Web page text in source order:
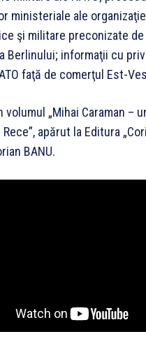
ministeriale ale
şi militare preconizate de
Berlinului; informaţii cu
faţă de comerţul Est-
volumul „Mihai Caraman –
Rece”, apărut la Editura
BANU.